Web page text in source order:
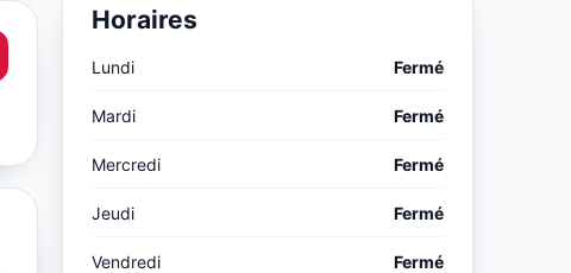
Horaires
Lundi Fermé
Mardi Fermé
Mercredi Fermé
Jeudi Fermé
Vendredi Fermé